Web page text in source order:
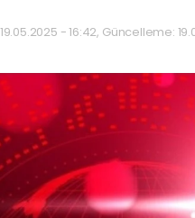
19.05.2025 - 16:42, Güncelleme: